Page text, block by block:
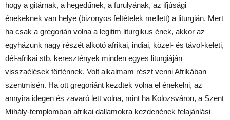
hogy a gitárnak, a hegedűnek, a furulyának, az ifjúsági
énekeknek van helye (bizonyos feltételek mellett) a liturgián. Mert
ha csak a gregorián volna a legitim liturgikus ének, akkor az
egyházunk nagy részét alkotó afrikai, indiai, közel- és távol-keleti,
dél-afrikai stb. keresztények minden egyes liturgiáján
visszaélések történnek. Volt alkalmam részt venni Afrikában
szentmisén. Ha ott gregoriánt kezdtek volna el énekelni, az
annyira idegen és zavaró lett volna, mint ha Kolozsváron, a Szent
Mihály-templomban afrikai dallamokra kezdenének felajánlási